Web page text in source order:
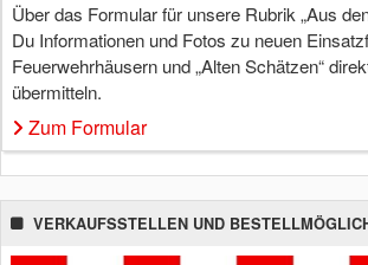
Über das Formular für unsere Rubrik „Aus
Du Informationen und Fotos zu neuen
Feuerwehrhäusern und „Alten Schätzen“
übermitteln.
Zum Formular
VERKAUFSSTELLEN UND